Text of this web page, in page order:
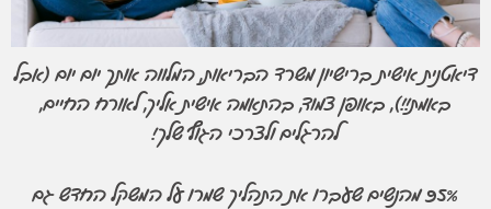
דיאטנית אישית ברישיון משרד הבריאות, המלווה אותך יום יום (אבל
באמת!!), באופן צמוד, בהתאמה אישית אליך, לאורח החיים,
להרגלים ולצרכי הגוף שלך!
95% מהנשים שעברו את התהליך שמרו על המשקל החדש גם